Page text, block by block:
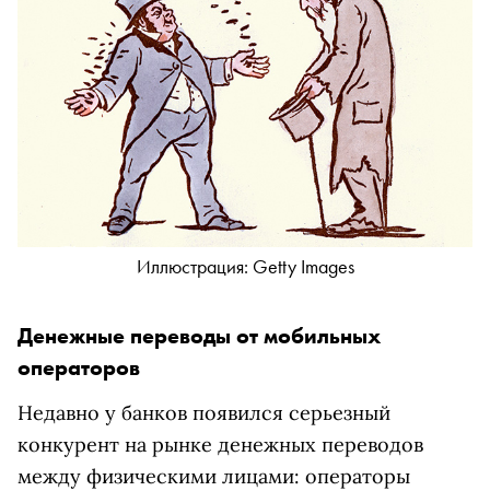
Иллюстрация: Getty Images
Денежные переводы от мобильных
операторов
Недавно у банков появился серьезный
конкурент на рынке денежных переводов
между физическими лицами: операторы